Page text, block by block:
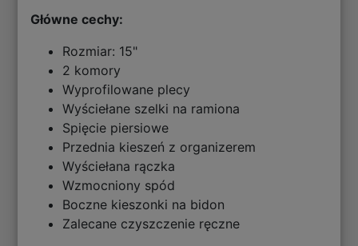
Główne cechy:
Rozmiar: 15"
2 komory
Wyprofilowane plecy
Wyściełane szelki na ramiona
Spięcie piersiowe
Przednia kieszeń z organizerem
Wyściełana rączka
Wzmocniony spód
Boczne kieszonki na bidon
Zalecane czyszczenie ręczne